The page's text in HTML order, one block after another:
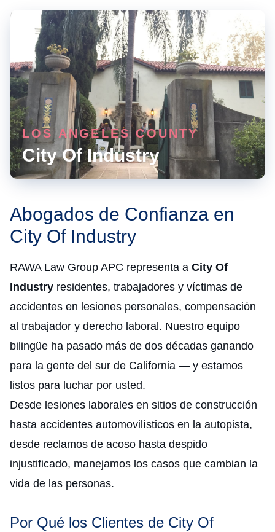
LOS ANGELES COUNTY
City Of Industry
Abogados de Confianza en
City Of Industry
RAWA Law Group APC representa a City Of
Industry residentes, trabajadores y víctimas de
accidentes en lesiones personales, compensación
al trabajador y derecho laboral. Nuestro equipo
bilingüe ha pasado más de dos décadas ganando
para la gente del sur de California — y estamos
listos para luchar por usted.
Desde lesiones laborales en sitios de construcción
hasta accidentes automovilísticos en la autopista,
desde reclamos de acoso hasta despido
injustificado, manejamos los casos que cambian la
vida de las personas.
Por Qué los Clientes de City Of